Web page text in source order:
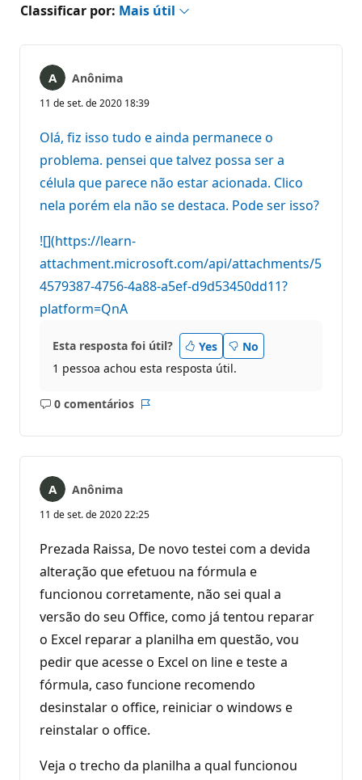
Classificar por: Mais útil
Anônima
11 de set. de 2020 18:39
Olá, fiz isso tudo e ainda permanece o
problema. pensei que talvez possa ser a
célula que parece não estar acionada. Clico
nela porém ela não se destaca. Pode ser isso?
![](https://learn-
attachment.microsoft.com/api/attachments/5
4579387-4756-4a88-a5ef-d9d53450dd11?
platform=QnA
Esta resposta foi útil? Yes
No
1 pessoa achou esta resposta útil.
0 comentários
Sem
Relatório
Anônima
11 de set. de 2020 22:25
Prezada Raissa, De novo testei com a devida
alteração que efetuou na fórmula e
funcionou corretamente, não sei qual a
versão do seu Office, como já tentou reparar
o Excel reparar a planilha em questão, vou
pedir que acesse o Excel on line e teste a
fórmula, caso funcione recomendo
desinstalar o office, reiniciar o windows e
reinstalar o office.
Veja o trecho da planilha a qual funcionou